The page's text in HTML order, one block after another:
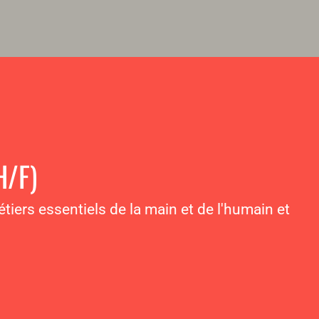
F)
essentiels de la main et de l'humain et